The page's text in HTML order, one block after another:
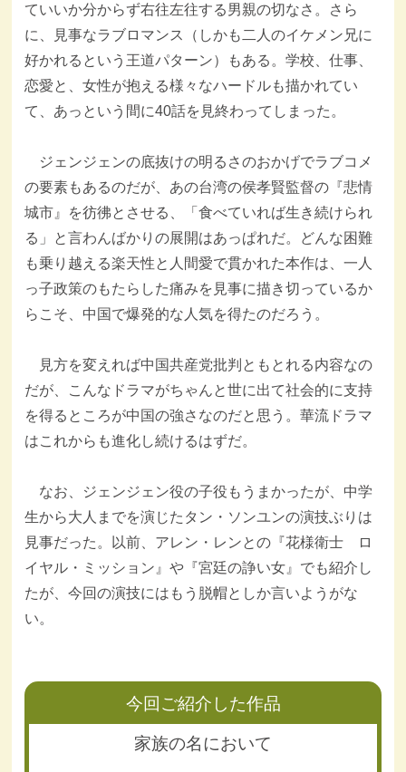
ていいか分からず右往左往する男親の切なさ。さら
に、見事なラブロマンス（しかも二人のイケメン兄に
好かれるという王道パターン）もある。学校、仕事、
恋愛と、女性が抱える様々なハードルも描かれてい
て、あっという間に40話を見終わってしまった。
ジェンジェンの底抜けの明るさのおかげでラブコメ
の要素もあるのだが、あの台湾の侯孝賢監督の『悲情
城市』を彷彿とさせる、「食べていれば生き続けられ
る」と言わんばかりの展開はあっぱれだ。どんな困難
も乗り越える楽天性と人間愛で貫かれた本作は、一人
っ子政策のもたらした痛みを見事に描き切っているか
らこそ、中国で爆発的な人気を得たのだろう。
見方を変えれば中国共産党批判ともとれる内容なの
だが、こんなドラマがちゃんと世に出て社会的に支持
を得るところが中国の強さなのだと思う。華流ドラマ
はこれからも進化し続けるはずだ。
なお、ジェンジェン役の子役もうまかったが、中学
生から大人までを演じたタン・ソンユンの演技ぶりは
見事だった。以前、アレン・レンとの『花様衛士 ロ
イヤル・ミッション』や『宮廷の諍い女』でも紹介し
たが、今回の演技にはもう脱帽としか言いようがな
い。
今回ご紹介した作品
家族の名において